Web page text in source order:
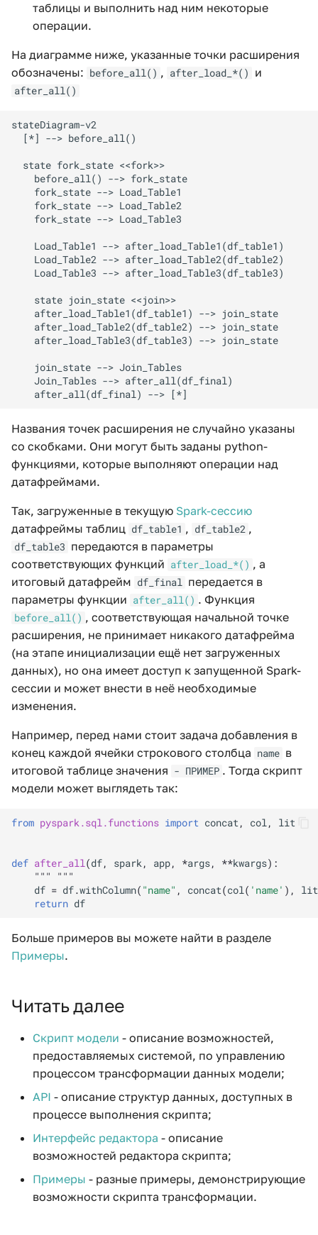
таблицы и выполнить над ним некоторые
операции.
На диаграмме ниже, указанные точки расширения
обозначены: before_all() , after_load_*() и
after_all()
stateDiagram-v2
  [*] --> before_all()
  state fork_state <<fork>>
    before_all() --> fork_state
    fork_state --> Load_Table1
    fork_state --> Load_Table2
    fork_state --> Load_Table3
    Load_Table1 --> after_load_Table1(df_table1)
    Load_Table2 --> after_load_Table2(df_table2)
    Load_Table3 --> after_load_Table3(df_table3)
    state join_state <<join>>
    after_load_Table1(df_table1) --> join_state
    after_load_Table2(df_table2) --> join_state
    after_load_Table3(df_table3) --> join_state
    join_state --> Join_Tables
    Join_Tables --> after_all(df_final)
    after_all(df_final) --> [*]
Названия точек расширения не случайно указаны
со скобками. Они могут быть заданы python-
функциями, которые выполняют операции над
датафреймами.
Так, загруженные в текущую Spark-сессию
датафреймы таблиц df_table1 , df_table2 ,
df_table3 передаются в параметры
соответствующих функций after_load_*() , а
итоговый датафрейм df_final передается в
параметры функции after_all() . Функция
before_all() , соответствующая начальной точке
расширения, не принимает никакого датафрейма
(на этапе инициализации ещё нет загруженных
данных), но она имеет доступ к запущенной Spark-
сессии и может внести в неё необходимые
изменения.
Например, перед нами стоит задача добавления в
конец каждой ячейки строкового столбца name в
итоговой таблице значения - ПРИМЕР . Тогда скрипт
модели может выглядеть так:
from pyspark.sql.functions import concat , col , lit
def after_all (df, spark , app, *args, **kwargs):
""" """
df = df.withColumn( "name" , concat(col ( 'name' ),
lit
return df
Больше примеров вы можете найти в разделе
Примеры.
Читать далее
Скрипт модели - описание возможностей,
предоставляемых системой, по управлению
процессом трансформации данных модели;
API - описание структур данных, доступных в
процессе выполнения скрипта;
Интерфейс редактора - описание
возможностей редактора скрипта;
Примеры - разные примеры, демонстрирующие
возможности скрипта трансформации.